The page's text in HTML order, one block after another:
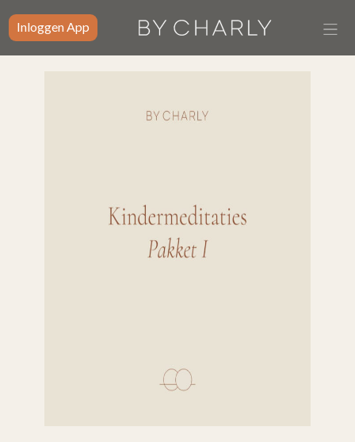
Inloggen App